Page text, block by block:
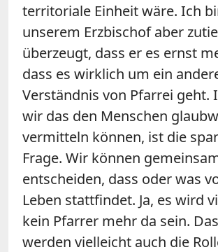
territoriale Einheit wäre. Ich
unserem Erzbischof aber
überzeugt, dass er es ernst
dass es wirklich um ein
Verständnis von Pfarrei geht.
wir das den Menschen
vermitteln können, ist die
Frage. Wir können
entscheiden, dass oder was
Leben stattfindet. Ja, es wird
kein Pfarrer mehr da sein.
werden vielleicht auch die